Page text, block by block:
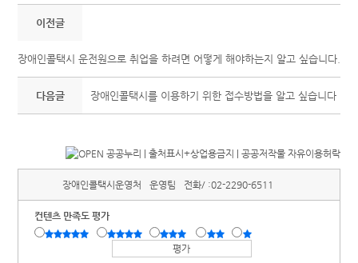
이전글
장애인콜택시 운전원으로 취업을 하려면 어떻게 해야하는지 알고 싶습니다.
다음글 장애인콜택시를 이용하기 위한 접수방법을 알고 싶습니다
장애인콜택시운영처 운영팀 전화/ :02-2290-6511
컨텐츠 만족도 평가